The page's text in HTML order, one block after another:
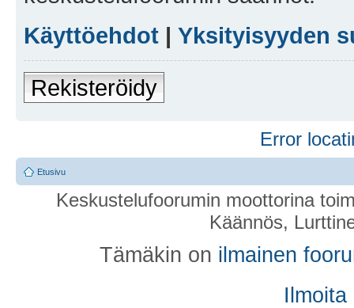
Käyttöehdot | Yksityisyyden
Rekisteröidy
Error
Etusivu
Keskustelufoorumin moottorina
Käännös,
Tämäkin on ilmainen